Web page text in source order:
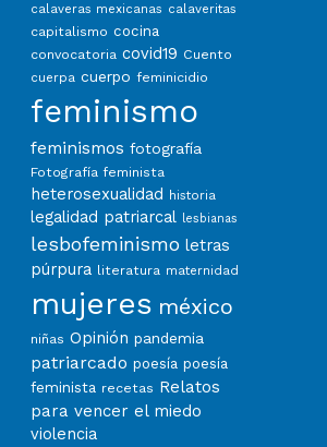
calaveras mexicanas calaveritas
capitalismo cocina
convocatoria covid19 Cuento
cuerpa cuerpo feminicidio
feminismo
feminismos fotografía
Fotografía feminista
heterosexualidad historia
legalidad patriarcal lesbianas
lesbofeminismo letras
púrpura literatura maternidad
mujeres méxico
niñas Opinión pandemia
patriarcado poesía poesía
feminista recetas Relatos
para vencer el miedo
violencia